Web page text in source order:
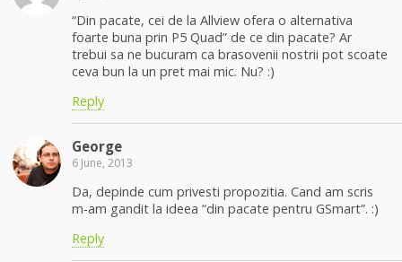
“Din pacate, cei de la Allview ofera o alternativa
foarte buna prin P5 Quad” de ce din pacate? Ar
trebui sa ne bucuram ca brasovenii nostrii pot scoate
ceva bun la un pret mai mic. Nu? :)
Reply
George
6 June, 2013
Da, depinde cum privesti propozitia. Cand am scris
m-am gandit la ideea “din pacate pentru GSmart”. :)
Reply